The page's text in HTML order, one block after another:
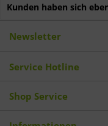
Kunden haben sich
Newsletter
Service Hotline
Shop Service